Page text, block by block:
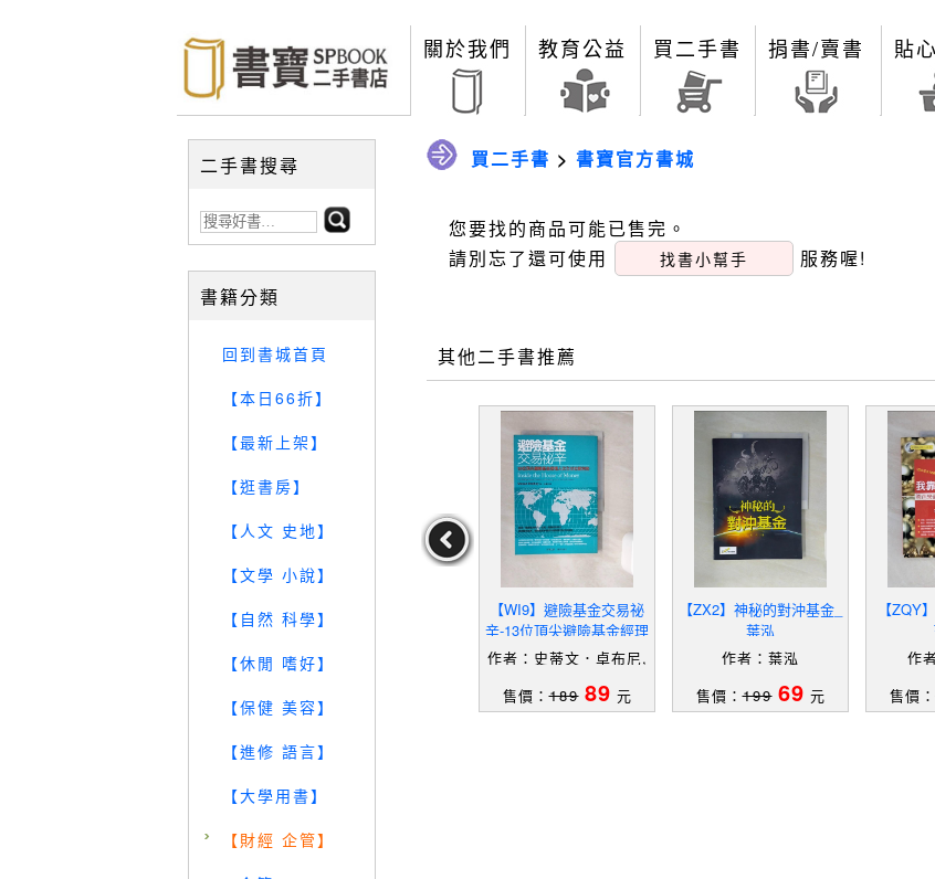
關於我們 教育公益 買二手書 捐書/賣書 貼
二手書搜尋
書籍分類
回到書城首頁
【本日66折】
【最新上架】
【逛書房】
【人文 史地】
【文學 小說】
【自然 科學】
【休閒 嗜好】
【保健 美容】
【進修 語言】
【大學用書】
【財經 企管】
買二手書 > 書寶官方書城
您要找的商品可能已售完。
請別忘了還可使用
找書小幫手 服務喔!
其他二手書推薦
【YR8】我靠基金撈錢_王
元
【TI2】基金的逆襲：不要
長抱，達到獲利目標就要
跑!兩個指標教你找到好基
售價：
【WI9】避險基金交易祕
辛-13位頂尖避險基金經理
人談全球宏觀策略_史蒂
文．卓布尼 , 洪慧芳
作者：史蒂文．卓布尼,
售價：189 89 元
【ZX2】神秘的對沖基金_
葉泓
作者：葉泓
售價：199 69 元
【ZQY
作
售價：